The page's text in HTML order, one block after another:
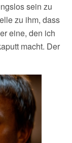
sein zu
zu ihm, dass
eine, den ich
macht. Der